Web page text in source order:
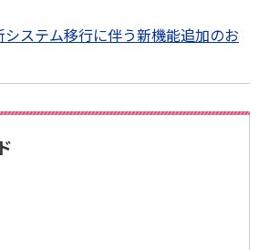
ステム移行に伴う新機能追加のお